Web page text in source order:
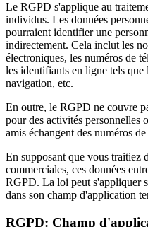
Le RGPD s'applique au
individus. Les données
pourraient identifier une
indirectement. Cela inclut les
électroniques, les numéros de
les identifiants en ligne tels que
navigation, etc.
En outre, le RGPD ne couvre
pour des activités personnelles
amis échangent des numéros
En supposant que vous traitiez
commerciales, ces données
RGPD. La loi peut s'appliquer
dans son champ d'application
RGPD: Champ